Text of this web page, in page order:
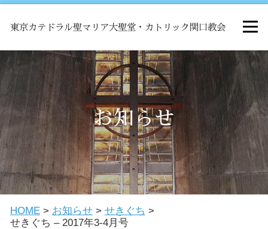
東京カテドラル聖マリア大聖堂・カトリック関口教会
HOME
ミサ
お知らせ
関口教会について
教会学校・中高生会
お知らせ
HOME> お知らせ> せきぐち >
せきぐち – 2017年3-4月号